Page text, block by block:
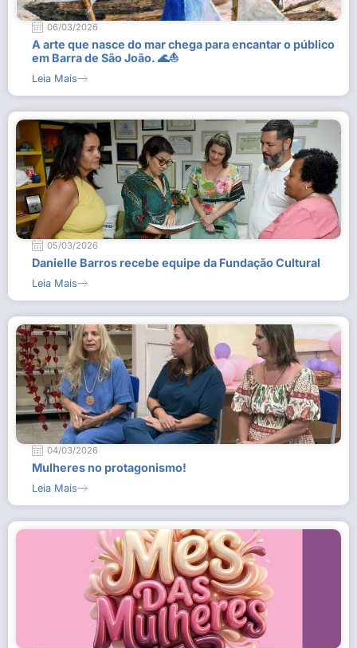
06/03/2026
A arte que nasce do mar chega para encantar o público
em Barra de São João. 🌊⛵
Leia Mais
05/03/2026
Danielle Barros recebe equipe da Fundação Cultural
Leia Mais
04/03/2026
Mulheres no protagonismo!
Leia Mais